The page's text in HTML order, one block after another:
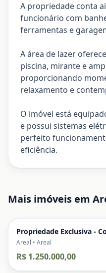
A propriedade conta
funcionário com
ferramentas e
A área de lazer
piscina, mirante e
proporcionando
relaxamento e
O imóvel está
e possui sistemas
perfeito
eficiência.
Mais imóveis em
Propriedade Exclusiva -
Areal • Areal
R$ 1.250.000,00